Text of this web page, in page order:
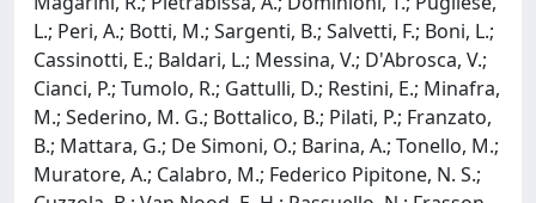
L.; Peri, A.; Botti, M.; Sargenti, B.; Salvetti, F.; Boni, L.;
Cassinotti, E.; Baldari, L.; Messina, V.; D'Abrosca, V.;
Cianci, P.; Tumolo, R.; Gattulli, D.; Restini, E.; Minafra,
M.; Sederino, M. G.; Bottalico, B.; Pilati, P.; Franzato,
B.; Mattara, G.; De Simoni, O.; Barina, A.; Tonello, M.;
Muratore, A.; Calabro, M.; Federico Pipitone, N. S.;